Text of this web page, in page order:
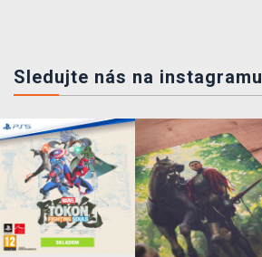
Sledujte nás na instagramu